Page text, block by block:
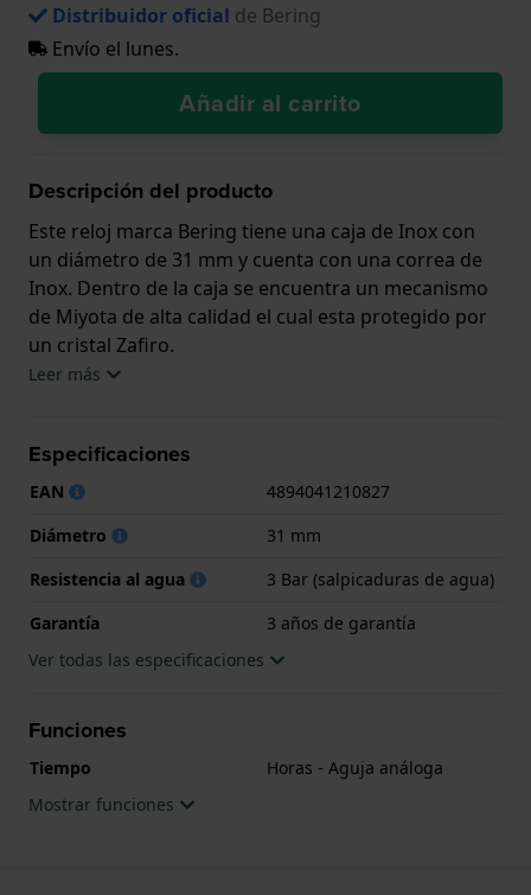
Distribuidor oficial de Bering
Envío el lunes.
Añadir al carrito
Descripción del producto
Este reloj marca Bering tiene una caja de Inox con
un diámetro de 31 mm y cuenta con una correa de
Inox. Dentro de la caja se encuentra un mecanismo
de Miyota de alta calidad el cual esta protegido por
un cristal Zafiro.
agua. El reloj viene con 3 años de garantía.
Leer más
Especificaciones
EAN
4894041210827
Diámetro
31 mm
Resistencia al agua
3 Bar (salpicaduras de agua)
Garantía
3 años de garantía
Ver todas las especificaciones
Funciones
Tiempo
Horas - Aguja análoga
Mostrar funciones